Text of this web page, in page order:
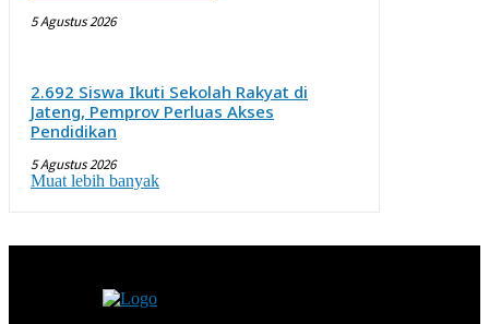
5 Agustus 2026
2.692 Siswa Ikuti Sekolah Rakyat di
Jateng, Pemprov Perluas Akses
Pendidikan
5 Agustus 2026
Muat lebih banyak